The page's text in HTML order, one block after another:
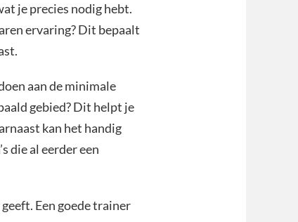
je precies nodig hebt.
ervaring? Dit bepaalt
aan de minimale
gebied? Dit helpt je
kan het handig
die al eerder een
Een goede trainer